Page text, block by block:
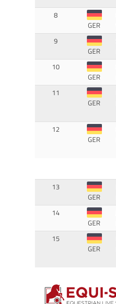
8
GER
9
GER
10
GER
11
GER
12
GER
13
GER
14
GER
15
GER